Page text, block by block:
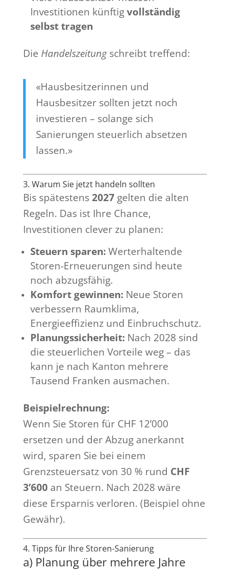
Investitionen künftig vollständig
selbst tragen
Die Handelszeitungschreibt treffend:
«Hausbesitzerinnen und
Hausbesitzer sollten jetzt noch
investieren – solange sich
Sanierungen steuerlich absetzen
lassen.»
3. Warum Sie jetzt handeln sollten
Bis spätestens 2027gelten die alten
Regeln. Das ist Ihre Chance,
Investitionen clever zu planen:
Steuern sparen:Werterhaltende
Storen-Erneuerungen sind heute
noch abzugsfähig.
Komfort gewinnen:Neue Storen
verbessern Raumklima,
Energieeffizienz und Einbruchschutz.
Planungssicherheit:Nach 2028 sind
die steuerlichen Vorteile weg – das
kann je nach Kanton mehrere
Tausend Franken ausmachen.
Beispielrechnung:
Wenn Sie Storen für CHF 12’000
ersetzen und der Abzug anerkannt
wird, sparen Sie bei einem
Grenzsteuersatz von 30 % rund CHF
3’600 an Steuern. Nach 2028 wäre
diese Ersparnis verloren. (Beispiel ohne
Gewähr).
4. Tipps für Ihre Storen-Sanierung
a) Planung über mehrere Jahre